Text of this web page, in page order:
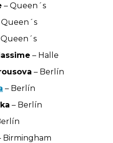
– Queen´s
Queen´s
Queen´s
– Halle
– Berlín
– Berlín
– Berlín
Birmingham